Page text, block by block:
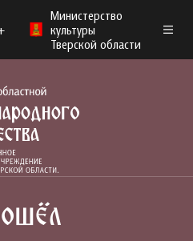
Министерство
культуры
Тверской области